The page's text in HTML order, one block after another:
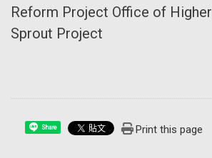
Reform Project Office of
Sprout Project
Share Print this page